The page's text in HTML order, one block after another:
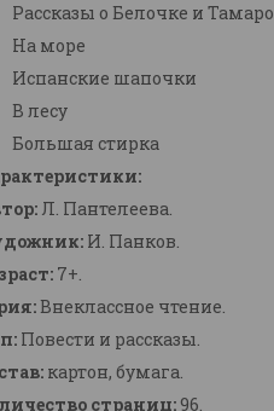
о Белочке и
море
шапочки
лесу
стирка
Л. Пантелеева.
И. Панков.
7+.
Внеклассное чтение.
Повести и рассказы.
картон, бумага.
страниц: 96.